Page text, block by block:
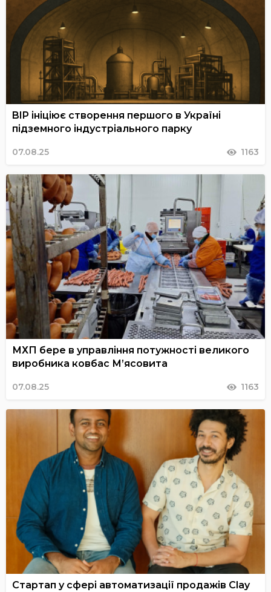
BIP ініціює створення першого в Україні
підземного індустріального парку
07.08.25 1163
МХП бере в управління потужності великого
виробника ковбас М’ясовита
07.08.25 1163
Стартап у сфері автоматизації продажів Clay